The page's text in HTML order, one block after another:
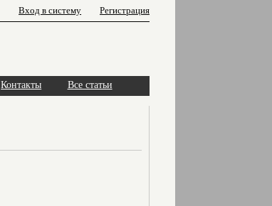
Вход в систему Регистрация
Контакты Все статьи